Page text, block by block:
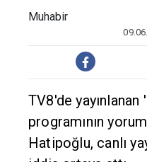
Muhabir
TV8'de
programının
Hatipoğlu, canlı